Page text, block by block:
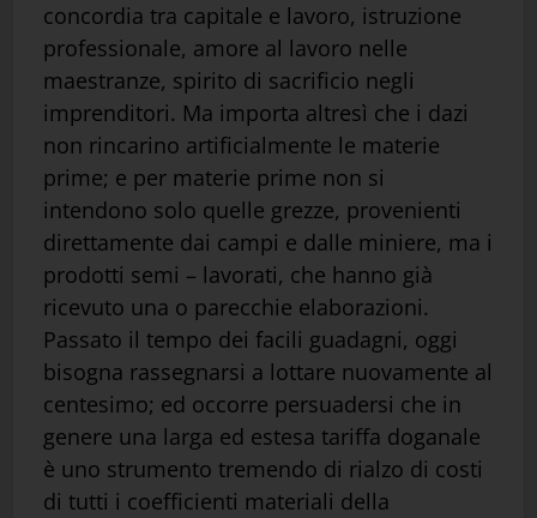
concordia tra capitale e lavoro, istruzione
professionale, amore al lavoro nelle
maestranze, spirito di sacrificio negli
imprenditori. Ma importa altresì che i dazi
non rincarino artificialmente le materie
prime; e per materie prime non si
intendono solo quelle grezze, provenienti
direttamente dai campi e dalle miniere, ma i
prodotti semi – lavorati, che hanno già
ricevuto una o parecchie elaborazioni.
Passato il tempo dei facili guadagni, oggi
bisogna rassegnarsi a lottare nuovamente al
centesimo; ed occorre persuadersi che in
genere una larga ed estesa tariffa doganale
è uno strumento tremendo di rialzo di costi
di tutti i coefficienti materiali della